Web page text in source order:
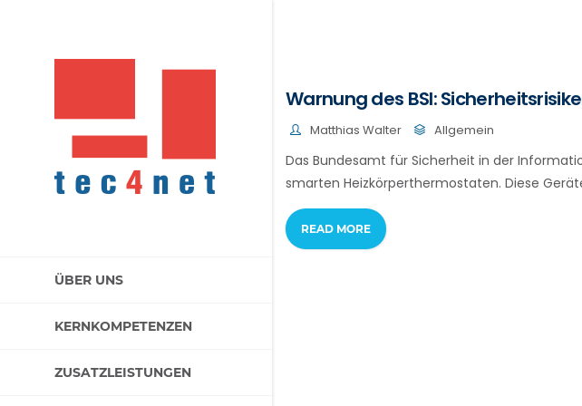
ÜBER UNS
KERNKOMPETENZEN
ZUSATZLEISTUNGEN
Warnung des BSI:
Matthias Walter Allgemein
Das Bundesamt für Sicherheit in der
smarten Heizkörperthermostaten. Diese
READ MORE